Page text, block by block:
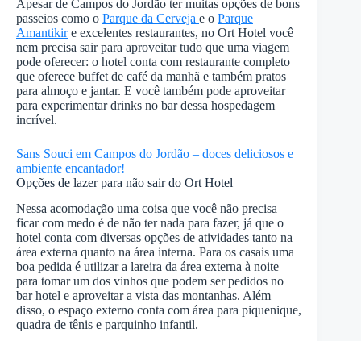
Apesar de Campos do Jordão ter muitas opções de bons
passeios como o Parque da Cerveja e o Parque
Amantikire excelentes restaurantes, no Ort Hotel você
nem precisa sair para aproveitar tudo que uma viagem
pode oferecer: o hotel conta com restaurante completo
que oferece buffet de café da manhã e também pratos
para almoço e jantar. E você também pode aproveitar
para experimentar drinks no bar dessa hospedagem
incrível.
Sans Souci em Campos do Jordão – doces deliciosos e
ambiente encantador!
Opções de lazer para não sair do Ort Hotel
Nessa acomodação uma coisa que você não precisa
ficar com medo é de não ter nada para fazer, já que o
hotel conta com diversas opções de atividades tanto na
área externa quanto na área interna. Para os casais uma
boa pedida é utilizar a lareira da área externa à noite
para tomar um dos vinhos que podem ser pedidos no
bar hotel e aproveitar a vista das montanhas. Além
disso, o espaço externo conta com área para piquenique,
quadra de tênis e parquinho infantil.